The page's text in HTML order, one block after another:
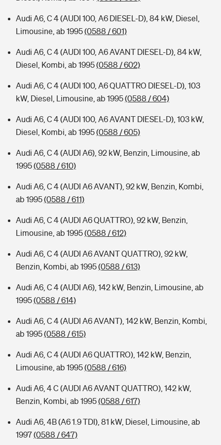
Audi A6, C 4 (AUDI 100, A6 DIESEL-D), 84 kW, Diesel,
Limousine, ab 1995(0588 / 601)
Audi A6, C 4 (AUDI 100, A6 AVANT DIESEL-D), 84 kW,
Diesel, Kombi, ab 1995(0588 / 602)
Audi A6, C 4 (AUDI 100, A6 QUATTRO DIESEL-D), 103
kW, Diesel, Limousine, ab 1995(0588 / 604)
Audi A6, C 4 (AUDI 100, A6 AVANT DIESEL-D), 103 kW,
Diesel, Kombi, ab 1995(0588 / 605)
Audi A6, C 4 (AUDI A6), 92 kW, Benzin, Limousine, ab
1995(0588 / 610)
Audi A6, C 4 (AUDI A6 AVANT), 92 kW, Benzin, Kombi,
ab 1995(0588 / 611)
Audi A6, C 4 (AUDI A6 QUATTRO), 92 kW, Benzin,
Limousine, ab 1995(0588 / 612)
Audi A6, C 4 (AUDI A6 AVANT QUATTRO), 92 kW,
Benzin, Kombi, ab 1995(0588 / 613)
Audi A6, C 4 (AUDI A6), 142 kW, Benzin, Limousine, ab
1995(0588 / 614)
Audi A6, C 4 (AUDI A6 AVANT), 142 kW, Benzin, Kombi,
ab 1995(0588 / 615)
Audi A6, C 4 (AUDI A6 QUATTRO), 142 kW, Benzin,
Limousine, ab 1995(0588 / 616)
Audi A6, 4 C (AUDI A6 AVANT QUATTRO), 142 kW,
Benzin, Kombi, ab 1995(0588 / 617)
Audi A6, 4B (A6 1.9 TDI), 81 kW, Diesel, Limousine, ab
1997(0588 / 647)